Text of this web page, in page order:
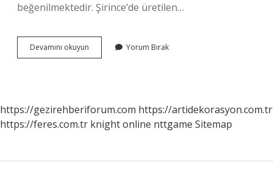
beğenilmektedir. Şirince’de üretilen…
Devamını okuyun Şirincede
Şarap
Yorum Bırak
https://gezirehberiforum.com https://artidekorasyon.com.tr
https://feres.com.tr knight online nttgame Sitemap